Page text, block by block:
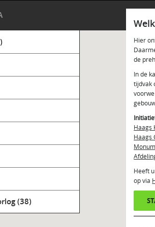
Hier
de
In de
tijdvak
Haags
Haags
Heeft
op via
(38)